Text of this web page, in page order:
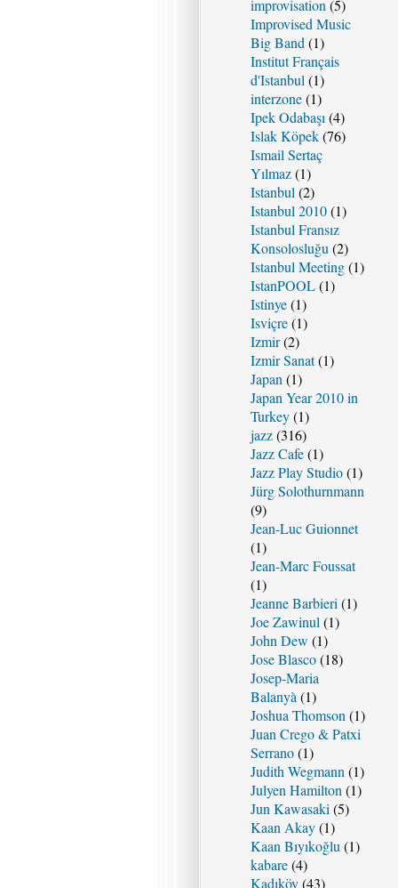
improvisation (5)
Improvised Music
Big Band (1)
Institut Français
d'Istanbul (1)
interzone(1)
Ipek Odabaşı (4)
Islak Köpek(76)
Ismail Sertaç
Yılmaz(1)
Istanbul (2)
Istanbul 2010(1)
Istanbul Fransız
Konsolosluğu (2)
Istanbul Meeting(1)
IstanPOOL(1)
Istinye(1)
Isviçre(1)
Izmir(2)
Izmir Sanat(1)
Japan (1)
Japan Year 2010 in
Turkey(1)
jazz(316)
Jazz Cafe(1)
Jazz Play Studio(1)
Jürg Solothurnmann
(9)
Jean-Luc Guionnet
(1)
Jean-Marc Foussat
(1)
Jeanne Barbieri (1)
Joe Zawinul (1)
John Dew (1)
Jose Blasco(18)
Josep-Maria
Balanyà (1)
Joshua Thomson (1)
Juan Crego & Patxi
Serrano(1)
Judith Wegmann (1)
Julyen Hamilton (1)
Jun Kawasaki (5)
Kaan Akay(1)
Kaan Bıyıkoğlu (1)
kabare(4)
Kadıköy(43)